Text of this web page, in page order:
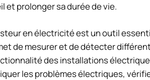
et prolonger sa durée de vie.
en électricité est un outil
de mesurer et de détecter
des installations
les problèmes électriques,